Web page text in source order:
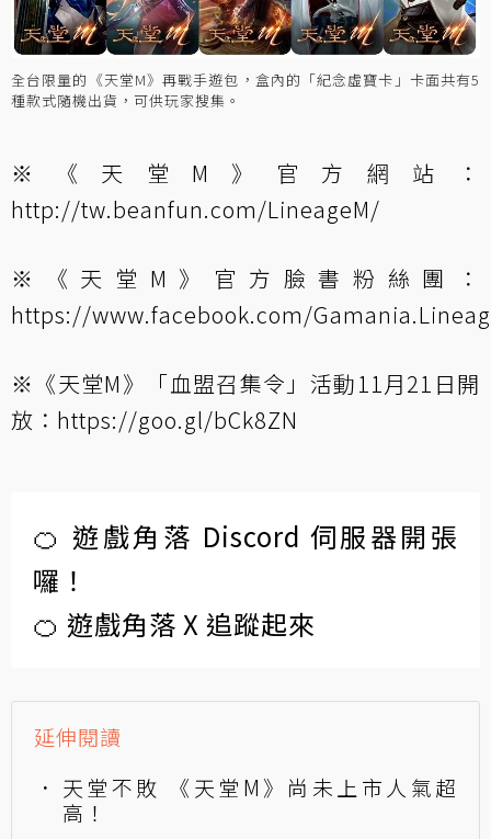
全台限量的《天堂M》再戰手遊包，盒內的「紀念虛寶卡」卡面共有5
種款式隨機出貨，可供玩家搜集。
※《天堂M》官方網站：
http://tw.beanfun.com/LineageM/
※《天堂M》官方臉書粉絲團：
https://www.facebook.com/
※《天堂M》「血盟召集令」活動11月21日開
放： https://goo.gl/bCk8ZN
🍊 遊戲角落 Discord 伺服器開張
囉！
🍊 遊戲角落 X 追蹤起來
延伸閱讀
天堂不敗 《天堂M》尚未上市人氣超
高！